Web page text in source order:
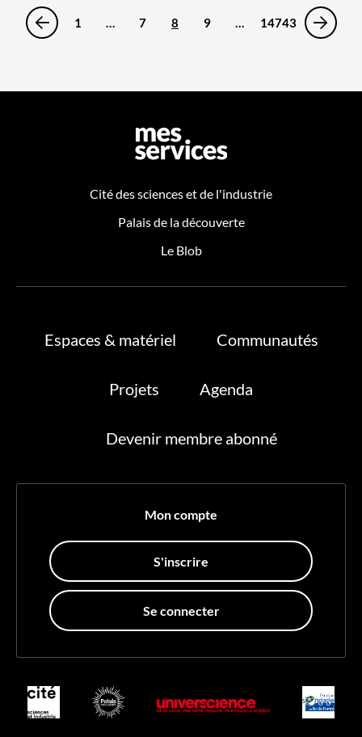
1 … 7 8 9 … 14743
Cité des sciences et de l'industrie
Palais de la découverte
Le Blob
Mon compte
S'inscrire
Se connecter
Espaces & matériel Communautés
Projets Agenda
Devenir membre abonné